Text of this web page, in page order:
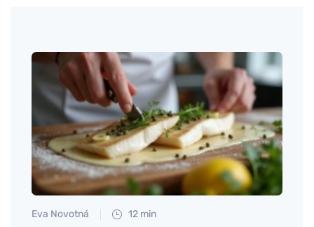
Eva Novotná 12 min